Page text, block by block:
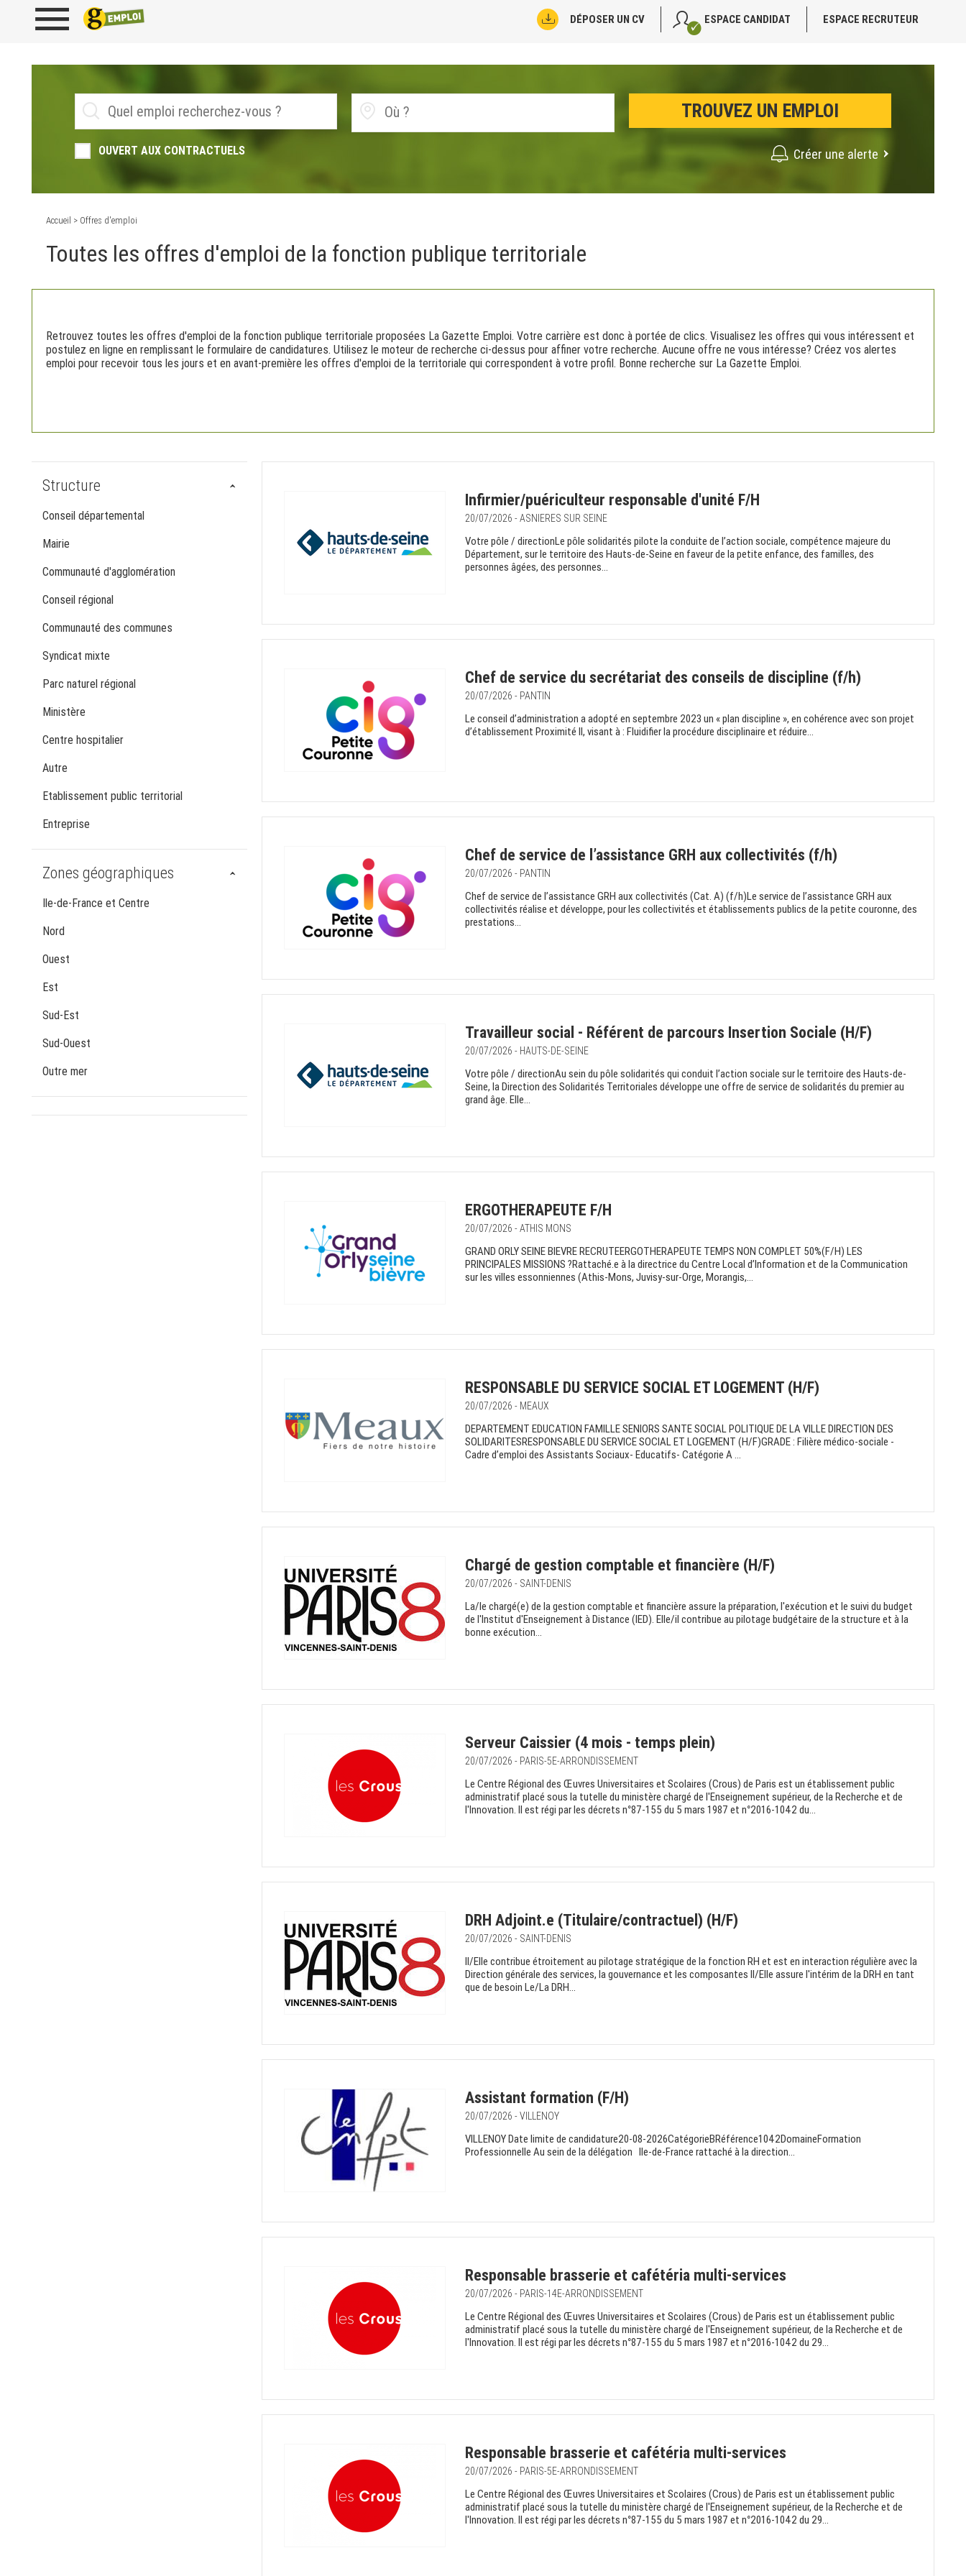
DÉPOSER UN CV ESPACE CANDIDAT ESPACE RECRUTEUR
OUVERT AUX CONTRACTUELS Créer une alerte
Accueil > Offres d'emploi
Toutes les offres d'emploi de la fonction publique territoriale
Retrouvez toutes les offres d'emploi de la fonction publique territoriale proposées La Gazette Emploi. Votre carrière est donc à portée de clics. Visualisez les offres qui vous intéressent et
postulez en ligne en remplissant le formulaire de candidatures. Utilisez le moteur de recherche ci-dessus pour affiner votre recherche. Aucune offre ne vous intéresse? Créez vos alertes
emploi pour recevoir tous les jours et en avant-première les offres d'emploi de la territoriale qui correspondent à votre profil. Bonne recherche sur La Gazette Emploi.
Structure
Conseil départemental
Mairie
Communauté d'agglomération
Conseil régional
Communauté des communes
Syndicat mixte
Parc naturel régional
Ministère
Centre hospitalier
Autre
Etablissement public territorial
Entreprise
Zones géographiques
Ile-de-France et Centre
Nord
Ouest
Est
Sud-Est
Sud-Ouest
Outre mer
Infirmier/puériculteur responsable d'unité F/H
20/07/2026 - ASNIERES SUR SEINE
Votre pôle / directionLe pôle solidarités pilote la conduite de l’action sociale, compétence majeure du
Département, sur le territoire des Hauts-de-Seine en faveur de la petite enfance, des familles, des
personnes âgées, des personnes...
Chef de service du secrétariat des conseils de discipline (f/h)
20/07/2026 - PANTIN
Le conseil d’administration a adopté en septembre 2023 un « plan discipline », en cohérence avec son projet
d’établissement Proximité II, visant à : Fluidifier la procédure disciplinaire et réduire...
Chef de service de l’assistance GRH aux collectivités (f/h)
20/07/2026 - PANTIN
Chef de service de l’assistance GRH aux collectivités (Cat. A) (f/h)Le service de l’assistance GRH aux
collectivités réalise et développe, pour les collectivités et établissements publics de la petite couronne, des
prestations...
Travailleur social - Référent de parcours Insertion Sociale (H/F)
20/07/2026 - HAUTS-DE-SEINE
Votre pôle / directionAu sein du pôle solidarités qui conduit l’action sociale sur le territoire des Hauts-de-
Seine, la Direction des Solidarités Territoriales développe une offre de service de solidarités du premier au
grand âge. Elle...
ERGOTHERAPEUTE F/H
20/07/2026 - ATHIS MONS
GRAND ORLY SEINE BIEVRE RECRUTEERGOTHERAPEUTE TEMPS NON COMPLET 50%(F/H) LES
PRINCIPALES MISSIONS ?Rattaché.e à la directrice du Centre Local d’Information et de la Communication
sur les villes essonniennes (Athis-Mons, Juvisy-sur-Orge, Morangis,...
RESPONSABLE DU SERVICE SOCIAL ET LOGEMENT (H/F)
20/07/2026 - MEAUX
DEPARTEMENT EDUCATION FAMILLE SENIORS SANTE SOCIAL POLITIQUE DE LA VILLE DIRECTION DES
SOLIDARITESRESPONSABLE DU SERVICE SOCIAL ET LOGEMENT (H/F)GRADE : Filière médico-sociale -
Cadre d’emploi des Assistants Sociaux- Educatifs- Catégorie A ...
Chargé de gestion comptable et financière (H/F)
20/07/2026 - SAINT-DENIS
La/le chargé(e) de la gestion comptable et financière assure la préparation, l'exécution et le suivi du budget
de l'Institut d'Enseignement à Distance (IED). Elle/il contribue au pilotage budgétaire de la structure et à la
bonne exécution...
Serveur Caissier (4 mois - temps plein)
20/07/2026 - PARIS-5E-ARRONDISSEMENT
Le Centre Régional des Œuvres Universitaires et Scolaires (Crous) de Paris est un établissement public
administratif placé sous la tutelle du ministère chargé de l'Enseignement supérieur, de la Recherche et de
l'Innovation. Il est régi par les décrets n°87-155 du 5 mars 1987 et n°2016-1042 du...
DRH Adjoint.e (Titulaire/contractuel) (H/F)
20/07/2026 - SAINT-DENIS
Il/Elle contribue étroitement au pilotage stratégique de la fonction RH et est en interaction régulière avec la
Direction générale des services, la gouvernance et les composantes Il/Elle assure l'intérim de la DRH en tant
que de besoin Le/La DRH...
Assistant formation (F/H)
20/07/2026 - VILLENOY
VILLENOY Date limite de candidature20-08-2026CatégorieBRéférence1042DomaineFormation
Professionnelle Au sein de la délégation Ile-de-France rattaché à la direction...
Responsable brasserie et cafétéria multi-services
20/07/2026 - PARIS-14E-ARRONDISSEMENT
Le Centre Régional des Œuvres Universitaires et Scolaires (Crous) de Paris est un établissement public
administratif placé sous la tutelle du ministère chargé de l'Enseignement supérieur, de la Recherche et de
l'Innovation. Il est régi par les décrets n°87-155 du 5 mars 1987 et n°2016-1042 du 29...
Responsable brasserie et cafétéria multi-services
20/07/2026 - PARIS-5E-ARRONDISSEMENT
Le Centre Régional des Œuvres Universitaires et Scolaires (Crous) de Paris est un établissement public
administratif placé sous la tutelle du ministère chargé de l'Enseignement supérieur, de la Recherche et de
l'Innovation. Il est régi par les décrets n°87-155 du 5 mars 1987 et n°2016-1042 du 29...